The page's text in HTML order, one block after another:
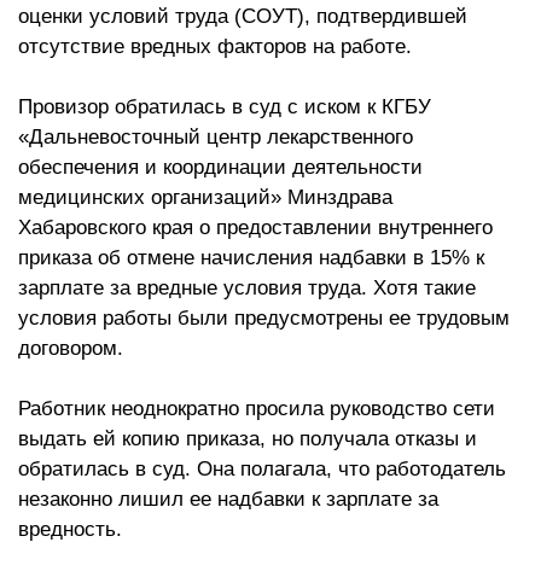
оценки условий труда (СОУТ), подтвердившей
отсутствие вредных факторов на работе.
Провизор обратилась в суд с иском к КГБУ
«Дальневосточный центр лекарственного
обеспечения и координации деятельности
медицинских организаций» Минздрава
Хабаровского края о предоставлении внутреннего
приказа об отмене начисления надбавки в 15% к
зарплате за вредные условия труда. Хотя такие
условия работы были предусмотрены ее трудовым
договором.
Работник неоднократно просила руководство сети
выдать ей копию приказа, но получала отказы и
обратилась в суд. Она полагала, что работодатель
незаконно лишил ее надбавки к зарплате за
вредность.